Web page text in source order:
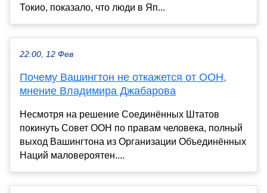
Токио, показало, что люди в Яп...
22:00, 12 Фев
Почему Вашингтон не откажется от ООН,
мнение Владимира Джабарова
Несмотря на решение Соединённых Штатов
покинуть Совет ООН по правам человека, полный
выход Вашингтона из Организации Объединённых
Наций маловероятен....